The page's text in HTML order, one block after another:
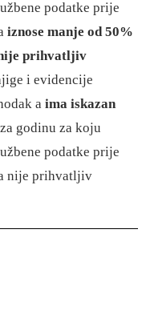
podatke prije
iznose manje od 50%
prihvatljiv
i evidencije
a ima iskazan
za godinu za koju
podatke prije
nije prihvatljiv